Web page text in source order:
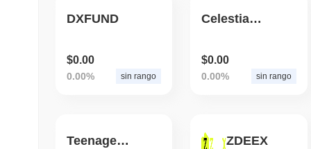
DXFUND
$0.00
0.00% sin rango
CelestialCatalyst
$0.00
0.00% sin rango
Teenage Mutant Ninja Turtles ZDEEX